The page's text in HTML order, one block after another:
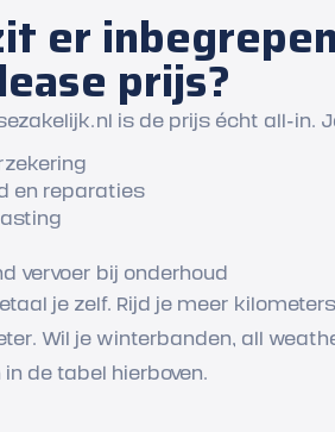
er
prijs?
is de prijs écht all-
en reparaties
vervoer bij onderhoud
je zelf. Rijd je meer
Wil je winterbanden, all
de tabel hierboven.